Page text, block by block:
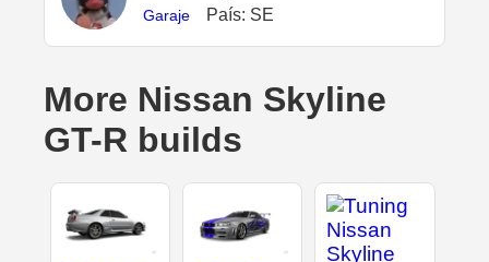
Garaje País: SE
More Nissan Skyline
GT-R builds